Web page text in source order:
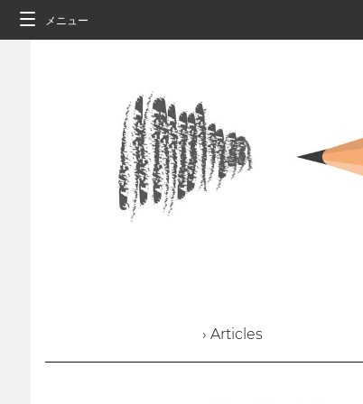
メニュー
› Articles